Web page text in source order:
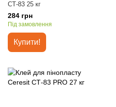
СТ-83 25 кг
284 грн
Під замовлення
Купити!